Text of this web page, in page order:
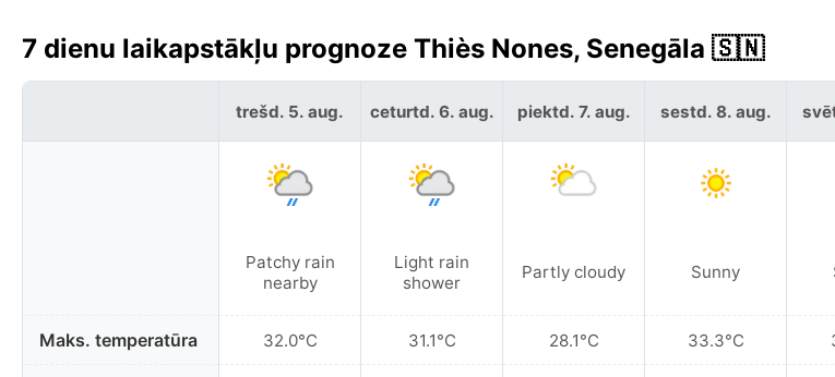
7 dienu laikapstākļu prognoze Thiès Nones, Senegāla 🇸🇳
Maks. temperatūra
trešd. 5. aug.
Patchy rain
nearby
32.0°C
ceturtd. 6. aug.
Light rain
shower
31.1°C
piektd. 7. aug.
Partly cloudy
28.1°C
sestd. 8. aug.
Sunny
33.3°C